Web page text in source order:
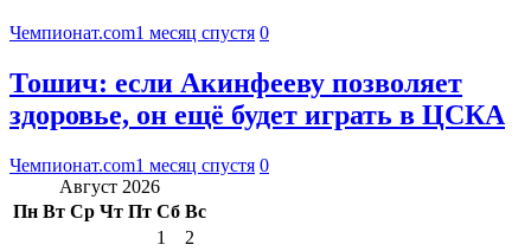
Чемпионат.com1 месяц спустя 0
Тошич: если Акинфееву позволяет
здоровье, он ещё будет играть в ЦСКА
Чемпионат.com1 месяц спустя 0
Август 2026
Пн Вт Ср Чт Пт Сб Вс
1
2